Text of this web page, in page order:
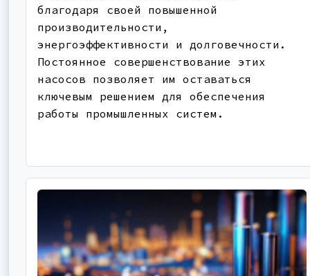
благодаря своей повышенной
производительности,
энергоэффективности и долговечности.
Постоянное совершенствование этих
насосов позволяет им оставаться
ключевым решением для обеспечения
работы промышленных систем.